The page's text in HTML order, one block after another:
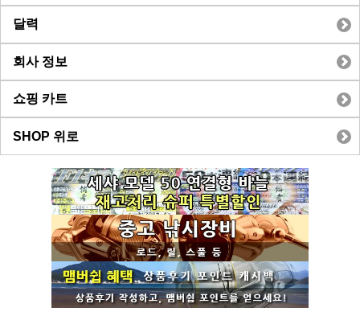
달력
회사 정보
쇼핑 카트
SHOP 위로